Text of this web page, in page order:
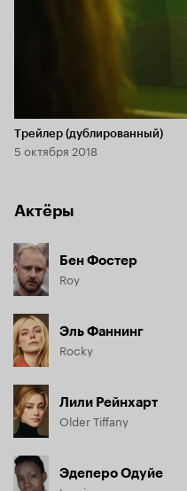
Длительность 3 мин
Трейлер (дублированный)
5 октября 2018
Актёры
Бен Фостер
Roy
Эль Фаннинг
Rocky
Лили Рейнхарт
Older Tiffany
Эдеперо Одуйе